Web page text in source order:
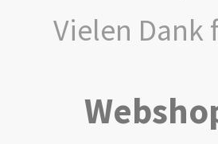
Vielen Dank